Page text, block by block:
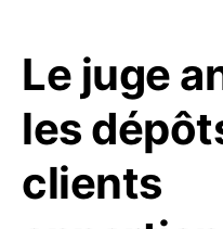
Le juge
les
clients